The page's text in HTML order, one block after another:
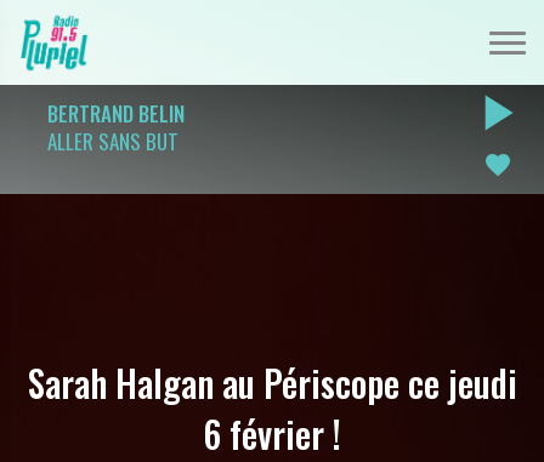
BERTRAND BELIN
ALLER SANS BUT
play_arrow
favorite
Sarah Halgan au Périscope ce jeudi
6 février !